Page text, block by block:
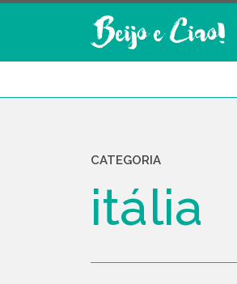
CATEGORIA
itália